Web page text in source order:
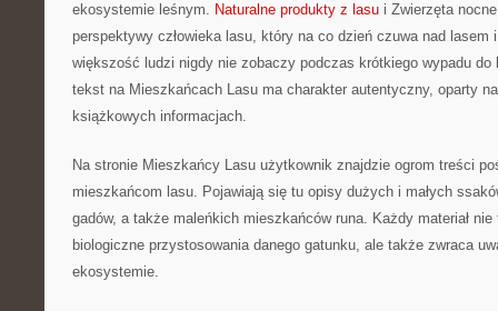
ekosystemie leśnym. Naturalne produkty z lasu i Zwierzęta
perspektywy człowieka lasu, który na co dzień czuwa nad lasem
większość ludzi nigdy nie zobaczy podczas krótkiego wypadu
tekst na Mieszkańcach Lasu ma charakter autentyczny, oparty
książkowych informacjach.
Na stronie Mieszkańcy Lasu użytkownik znajdzie ogrom treści
mieszkańcom lasu. Pojawiają się tu opisy dużych i małych
gadów, a także maleńkich mieszkańców runa. Każdy materiał
biologiczne przystosowania danego gatunku, ale także zwraca
ekosystemie.